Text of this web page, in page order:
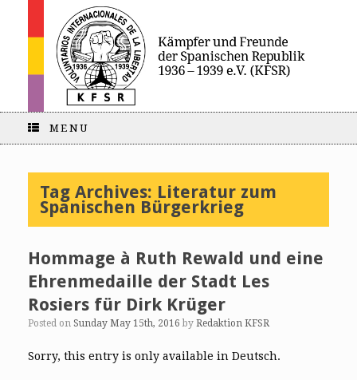
MENU
Tag Archives: Literatur zum
Spanischen Bürgerkrieg
Hommage à Ruth Rewald und eine
Ehrenmedaille der Stadt Les
Rosiers für Dirk Krüger
Posted on Sunday May 15th, 2016 by Redaktion KFSR
Sorry, this entry is only available in Deutsch.